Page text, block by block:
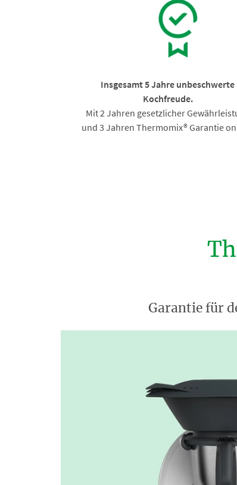
Insgesamt 5 Jahre unbeschwerte
Kochfreude.
Mit 2 Jahren gesetzlicher
und 3 Jahren Thermomix® Garantie
Garantie für